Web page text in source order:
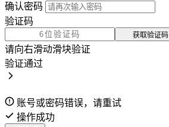
确认密码
验证码
获取验证码
请向右滑动滑块验证
验证通过
账号或密码错误，请重试
操作成功